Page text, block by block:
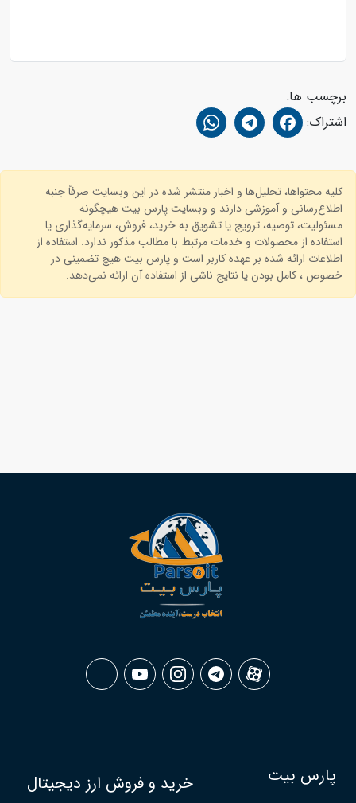
برچسب ها:
اشتراک:
کلیه محتواها، تحلیل‌ها و اخبار منتشر شده در این وبسایت صرفاً جنبه
اطلاع‌رسانی و آموزشی دارند و وبسایت پارس بیت هیچگونه
مسئولیت، توصیه، ترویج یا تشویق به خرید، فروش، سرمایه‌گذاری یا
استفاده از محصولات و خدمات مرتبط با مطالب مذکور ندارد. استفاده از
اطلاعات ارائه شده بر عهده کاربر است و پارس بیت هیچ تضمینی در
خصوص ، کامل بودن یا نتایج ناشی از استفاده آن ارائه نمی‌دهد.
پارس بیت خرید و فروش ارز دیجیتال